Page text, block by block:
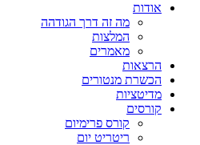
אודות
מה זה דרך הגודהה
המלצות
מאמרים
הרצאות
הכשרת מנטורים
מדיטציות
קורסים
קורס פרימיום
ריטריט יום